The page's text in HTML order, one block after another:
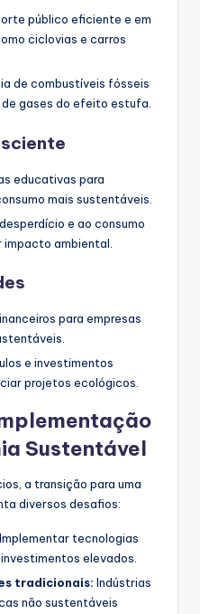
público eficiente e em
ciclovias e carros
de combustíveis fósseis
de gases do efeito estufa.
educativas para
mais sustentáveis.
e ao consumo
ambiental.
para empresas
e investimentos
projetos ecológicos.
Sustentável
a transição para uma
diversos desafios:
Implementar tecnologias
elevados.
tradicionais: Indústrias
não sustentáveis